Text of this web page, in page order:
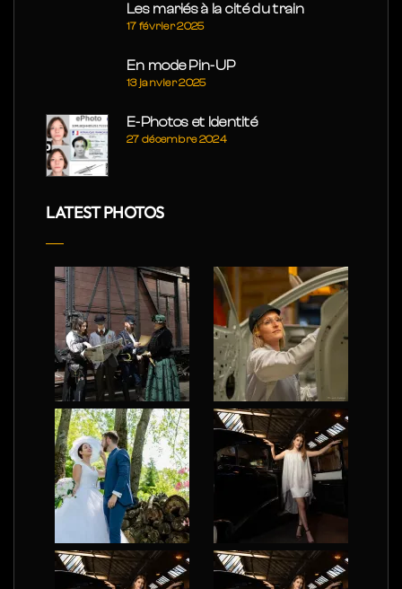
Les mariés à la cité du train
17 février 2025
En mode Pin-UP
13 janvier 2025
E-Photos et Identité
27 décembre 2024
LATEST PHOTOS